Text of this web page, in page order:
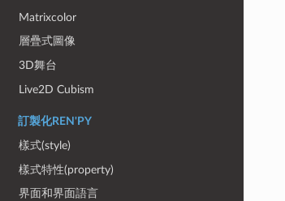
Matrixcolor
層疊式圖像
3D舞台
Live2D Cubism
訂製化REN'PY
樣式(style)
樣式特性(property)
界面和界面語言